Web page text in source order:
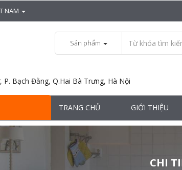
NAM
Sản phẩm
Bạch Đằng, Q.Hai Bà Trưng, Hà Nội
TRANG CHỦ GIỚI THIỆU
CHI